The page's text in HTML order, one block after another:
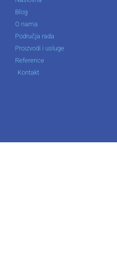
Blog
O nama
Područja rada
Proizvodi i usluge
Reference
Kontakt